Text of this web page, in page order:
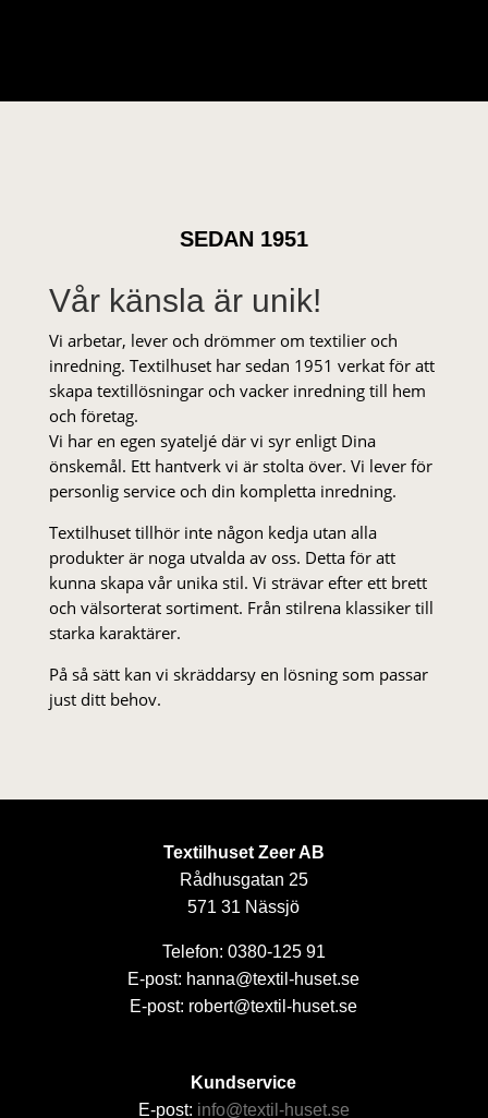
SEDAN 1951
Vår känsla är unik!
Vi arbetar, lever och drömmer om textilier och
inredning. Textilhuset har sedan 1951 verkat för att
skapa textillösningar och vacker inredning till hem
och företag.
Vi har en egen syateljé där vi syr enligt Dina
önskemål. Ett hantverk vi är stolta över. Vi lever för
personlig service och din kompletta inredning.
Textilhuset tillhör inte någon kedja utan alla
produkter är noga utvalda av oss. Detta för att
kunna skapa vår unika stil. Vi strä­var efter ett brett
och välsorterat sor­ti­ment. Från stil­rena klas­siker till
starka karaktärer.
På så sätt kan vi skräddarsy en lösning som passar
just ditt behov.
Textilhuset Zeer AB
Rådhusgatan 25
571 31 Nässjö
Telefon: 0380-125 91
E-post: hanna@textil-huset.se
E-post: robert@textil-huset.se
Kundservice
E-post: info@textil-huset.se